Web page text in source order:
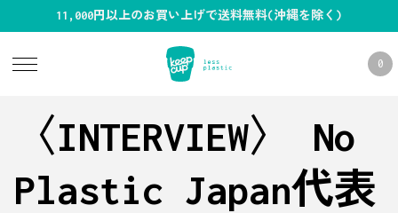
11,000円以上のお買い上げで送料無料(沖縄を除く)
0
〈INTERVIEW〉 No
Plastic Japan代表